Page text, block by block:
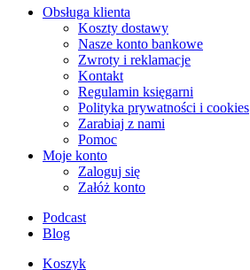
Obsługa klienta
Koszty dostawy
Nasze konto bankowe
Zwroty i reklamacje
Kontakt
Regulamin księgarni
Polityka prywatności i cookies
Zarabiaj z nami
Pomoc
Moje konto
Zaloguj się
Załóż konto
Podcast
Blog
Koszyk